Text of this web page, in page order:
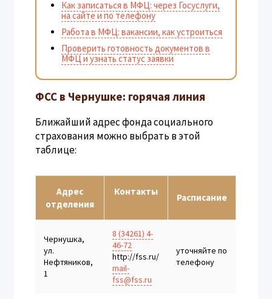
Как записаться в МФЦ: через Госуслуги,
на сайте и по телефону
Работа в МФЦ: вакансии, как устроиться
Проверить готовность документов в
МФЦ и узнать статус заявки
ФСС в Чернушке: горячая линия
Ближайший адрес фонда социального
страхования можно выбрать в этой
таблице:
Адрес
отделения
Контакты
Расписание
Чернушка,
ул.
Нефтяников,
1
8 (34261) 4-
46-72
http://fss.ru/
mail-
fss@fss.ru
уточняйте по
телефону